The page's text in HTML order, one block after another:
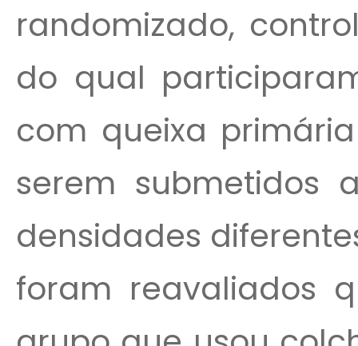
randomizado,
do qual
com queixa
serem submetidos
densidades
foram reavaliados